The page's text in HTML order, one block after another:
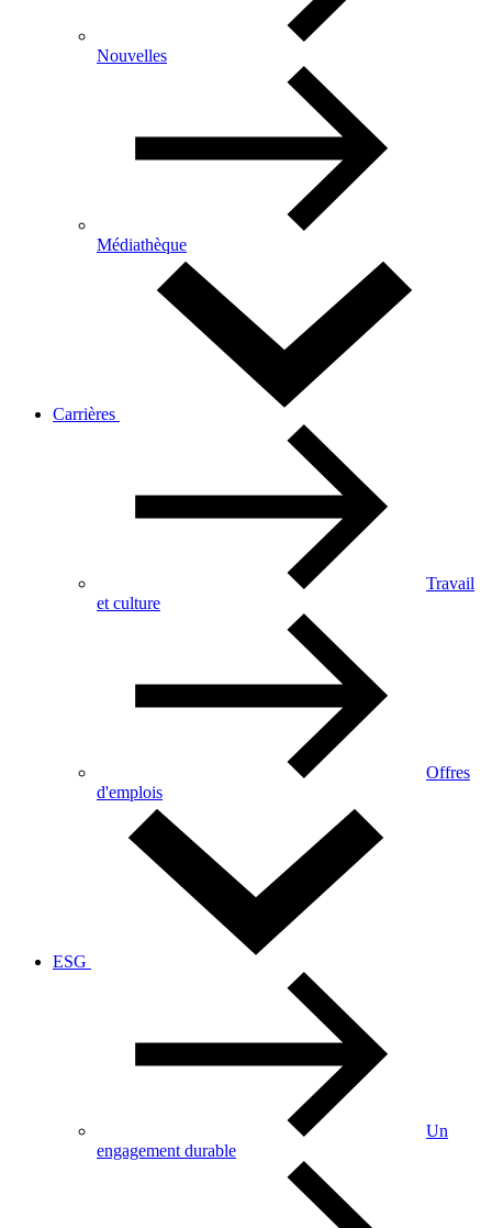
Nouvelles
Médiathèque
Carrières
Travail
et culture
Offres
d'emplois
ESG
Un
engagement durable